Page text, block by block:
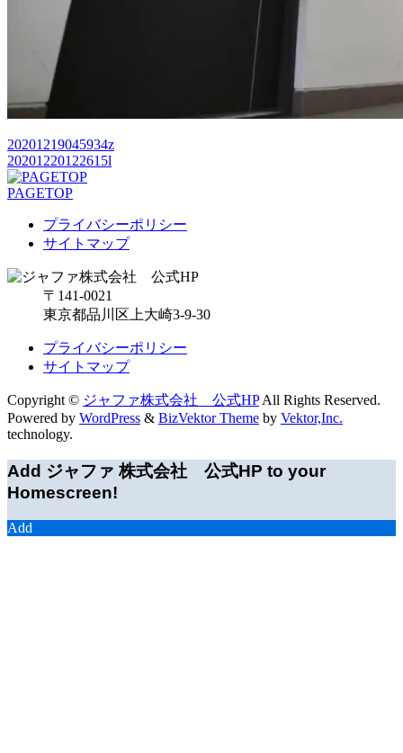
20201219045934z
20201220122615l
PAGETOP
プライバシーポリシー
サイトマップ
〒141-0021
東京都品川区上大崎3-9-30
プライバシーポリシー
サイトマップ
Copyright © ジャファ株式会社 公式HPAll Rights Reserved.
Powered by WordPress & BizVektor Theme by Vektor,Inc.
technology.
Add ジャファ 株式会社 公式HP to your
Homescreen!
Add